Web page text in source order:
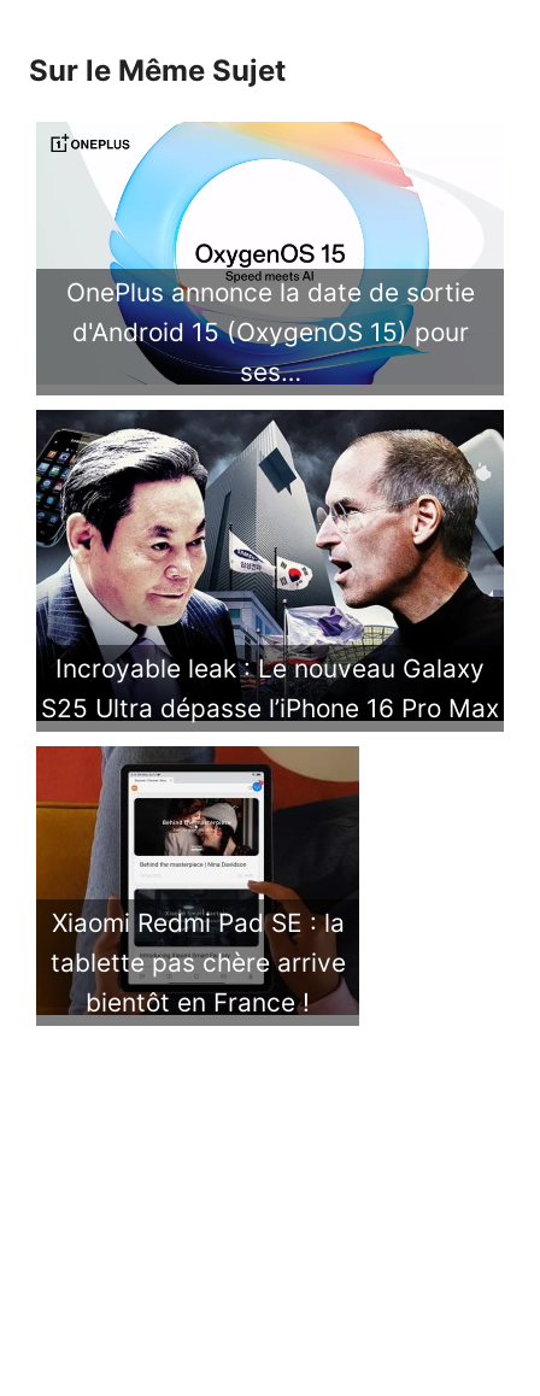
Sur le Même Sujet
OnePlus annonce la date de sortie
d'Android 15 (OxygenOS 15) pour
ses…
Incroyable leak : Le nouveau Galaxy
S25 Ultra dépasse l’iPhone 16 Pro Max
Xiaomi Redmi Pad SE : la
tablette pas chère arrive
bientôt en France !